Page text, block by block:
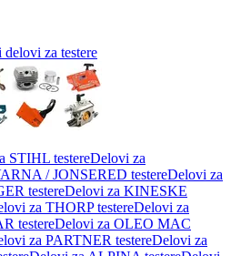
delovi za testere
STIHL testereDelovi za
/ JONSERED testereDelovi za
testereDelovi za KINESKE
za THORP testereDelovi za
testereDelovi za OLEO MAC
za PARTNER testereDelovi za